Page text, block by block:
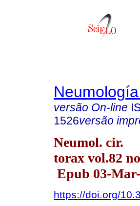
versão On-line
1526versão
Neumol. cir.
torax vol.82
Epub 03-
https://doi.org/